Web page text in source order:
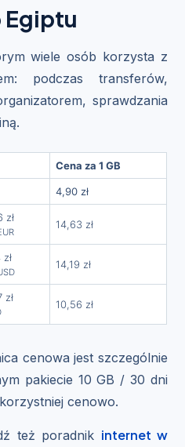
Egiptu
wiele osób korzysta z
podczas transferów,
sprawdzania
Cena za 1 GB
4,90 zł
zł
14,63 zł
14,19 zł
zł
10,56 zł
cenowa jest szczególnie
pakiecie 10 GB / 30 dni
cenowo.
też poradnik internet w